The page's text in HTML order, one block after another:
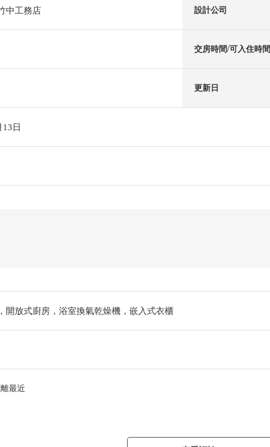
中工務店 設計公司
交房時間/可入住時間
更新日
13日
開放式廚房，浴室換氣乾燥機，嵌入式衣櫃
最近